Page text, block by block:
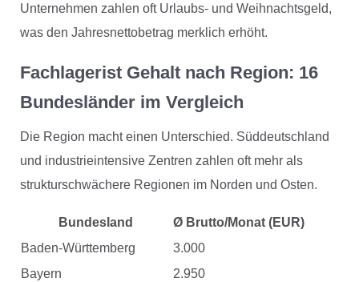
Unternehmen zahlen oft Urlaubs- und Weihnachtsgeld,
was den Jahresnettobetrag merklich erhöht.
Fachlagerist Gehalt nach Region: 16
Bundesländer im Vergleich
Die Region macht einen Unterschied. Süddeutschland
und industrieintensive Zentren zahlen oft mehr als
strukturschwächere Regionen im Norden und Osten.
Bundesland
Ø Brutto/Monat (EUR)
Baden-Württemberg
3.000
Bayern
2.950